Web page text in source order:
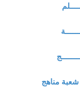
شعبة مناهج